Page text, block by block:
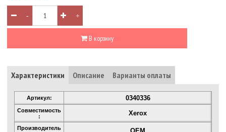
- +
В корзину
Характеристики Описание Варианты оплаты
Артикул: 0340336
Совместимость
:
Xerox
Производитель